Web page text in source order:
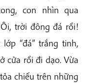
con nhìn qua
trời đông đá rồi!
“đá” trắng tinh,
cửa rồi đi dạo. Vừa
chiếu trên những